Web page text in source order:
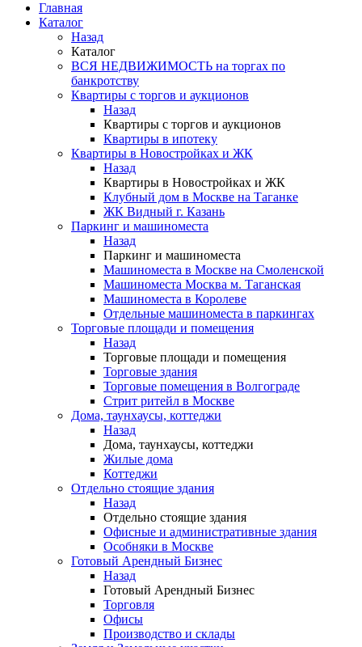
Главная
Каталог
Назад
Каталог
ВСЯ НЕДВИЖИМОСТЬ на торгах по
банкротству
Квартиры с торгов и аукционов
Назад
Квартиры с торгов и аукционов
Квартиры в ипотеку
Квартиры в Новостройках и ЖК
Назад
Квартиры в Новостройках и ЖК
Клубный дом в Москве на Таганке
ЖК Видный г. Казань
Паркинг и машиноместа
Назад
Паркинг и машиноместа
Машиноместа в Москве на Смоленской
Машиноместа Москва м. Таганская
Машиноместа в Королеве
Отдельные машиноместа в паркингах
Торговые площади и помещения
Назад
Торговые площади и помещения
Торговые здания
Торговые помещения в Волгограде
Стрит ритейл в Москве
Дома, таунхаусы, коттеджи
Назад
Дома, таунхаусы, коттеджи
Жилые дома
Коттеджи
Отдельно стоящие здания
Назад
Отдельно стоящие здания
Офисные и административные здания
Особняки в Москве
Готовый Арендный Бизнес
Назад
Готовый Арендный Бизнес
Торговля
Офисы
Производство и склады